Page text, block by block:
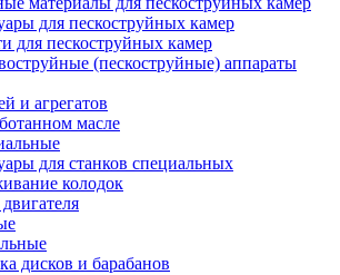
для пескоструйных камер
для пескоструйных камер
(пескоструйные) аппараты
и агрегатов
масле
для станков специальных
колодок
дисков и барабанов